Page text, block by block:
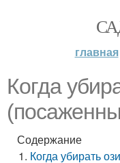
главная
Когда
Содержание
Когда убирать